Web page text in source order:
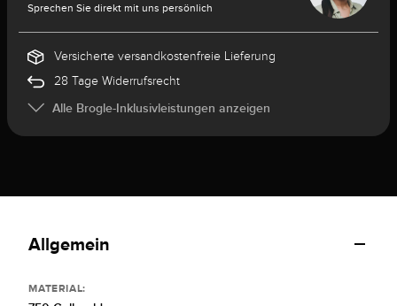
Sprechen Sie direkt mit uns persönlich
Versicherte versandkostenfreie Lieferung
28 Tage Widerrufsrecht
Alle Brogle-Inklusivleistungen anzeigen
Allgemein
MATERIAL: